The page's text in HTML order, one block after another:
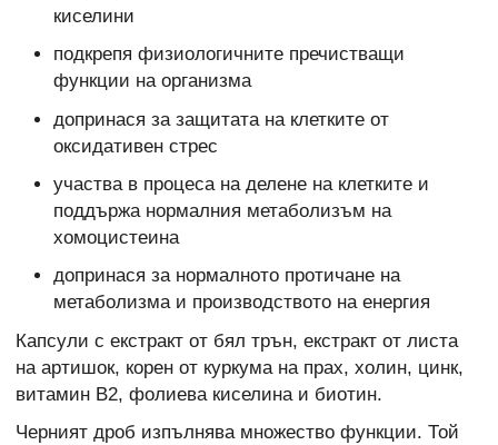
киселини
подкрепя физиологичните пречистващи
функции на организма
допринася за защитата на клетките от
оксидативен стрес
участва в процеса на делене на клетките и
поддържа нормалния метаболизъм на
хомоцистеина
допринася за нормалното протичане на
метаболизма и производството на енергия
Капсули с екстракт от бял трън, екстракт от листа
на артишок, корен от куркума на прах, холин, цинк,
витамин B2, фолиева киселина и биотин.
Черният дроб изпълнява множество функции. Той